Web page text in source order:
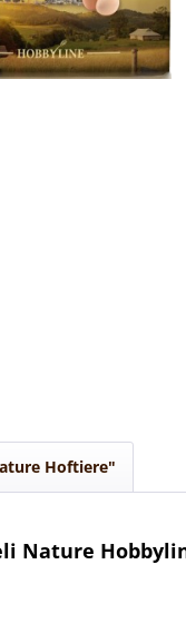
Hoftiere"
Nature